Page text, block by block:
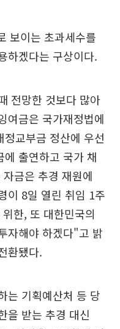
보이는 초과세수를
하겠다는 구상이다.
전망한 것보다 많아
여금은 국가재정법에
교부금 정산에 우선
출연하고 국가 채
금은 추경 재원에
이 8일 열린 취임 1주
한, 또 대한민국의
자해야 하겠다"고 밝
환됐다.
는 기획예산처 등 당
을 받는 추경 대신